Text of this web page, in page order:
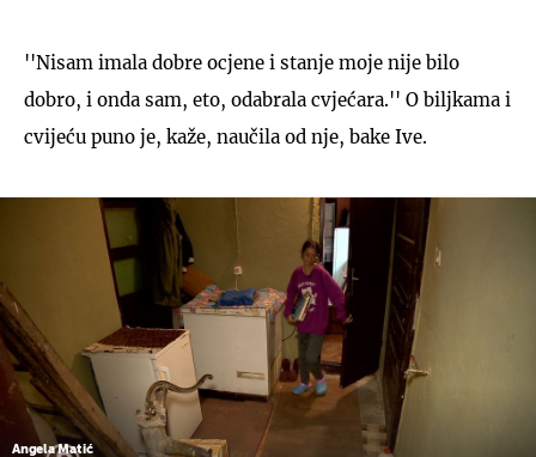
''Nisam imala dobre ocjene i stanje moje nije bilo
dobro, i onda sam, eto, odabrala cvjećara.'' O biljkama i
cvijeću puno je, kaže, naučila od nje, bake Ive.
Angela Matić